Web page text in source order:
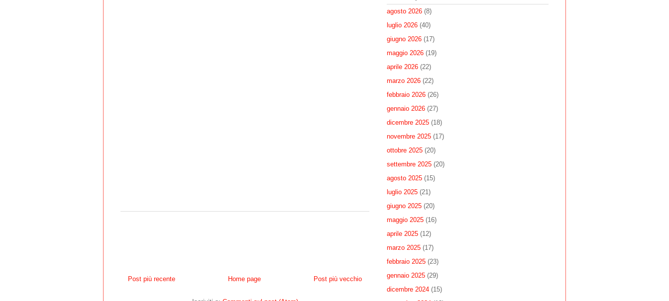
Post più recente Post più vecchio
Home page
agosto 2026 (8)
luglio 2026 (40)
giugno 2026 (17)
maggio 2026 (19)
aprile 2026 (22)
marzo 2026 (22)
febbraio 2026 (26)
gennaio 2026 (27)
dicembre 2025 (18)
novembre 2025 (17)
ottobre 2025 (20)
settembre 2025 (20)
agosto 2025 (15)
luglio 2025 (21)
giugno 2025 (20)
maggio 2025 (16)
aprile 2025 (12)
marzo 2025 (17)
febbraio 2025 (23)
gennaio 2025 (29)
dicembre 2024 (15)